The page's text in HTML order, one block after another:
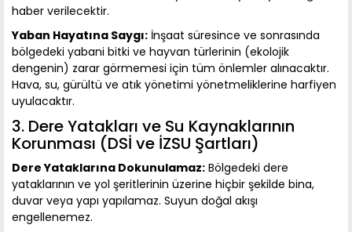
haber verilecektir.
Yaban Hayatına Saygı: İnşaat süresince ve sonrasında
bölgedeki yabani bitki ve hayvan türlerinin (ekolojik
dengenin) zarar görmemesi için tüm önlemler alınacaktır.
Hava, su, gürültü ve atık yönetimi yönetmeliklerine harfiyen
uyulacaktır.
3. Dere Yatakları ve Su Kaynaklarının
Korunması (DSİ ve İZSU Şartları)
Dere Yataklarına Dokunulamaz: Bölgedeki dere
yataklarının ve yol şeritlerinin üzerine hiçbir şekilde bina,
duvar veya yapı yapılamaz. Suyun doğal akışı
engellenemez.